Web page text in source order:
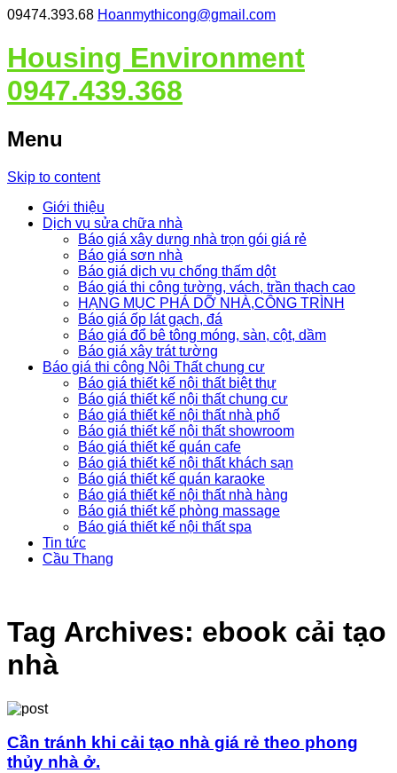
09474.393.68 Hoanmythicong@gmail.com
Housing Environment
0947.439.368
Menu
Skip to content
Giới thiệu
Dịch vụ sửa chữa nhà
Báo giá xây dựng nhà trọn gói giá rẻ
Báo giá sơn nhà
Báo giá dịch vụ chống thấm dột
Báo giá thi công tường, vách, trần thạch cao
HẠNG MỤC PHÁ DỠ NHÀ,CÔNG TRÌNH
Báo giá ốp lát gạch, đá
Báo giá đổ bê tông móng, sàn, cột, dầm
Báo giá xây trát tường
Báo giá thi công Nội Thất chung cư
Báo giá thiết kế nội thất biệt thự
Báo giá thiết kế nội thất chung cư
Báo giá thiết kế nội thất nhà phố
Báo giá thiết kế nội thất showroom
Báo giá thiết kế quán cafe
Báo giá thiết kế nội thất khách sạn
Báo giá thiết kế quán karaoke
Báo giá thiết kế nội thất nhà hàng
Báo giá thiết kế phòng massage
Báo giá thiết kế nội thất spa
Tin tức
Cầu Thang
Tag Archives: ebook cải tạo
nhà
Cần tránh khi cải tạo nhà giá rẻ theo phong
thủy nhà ở.